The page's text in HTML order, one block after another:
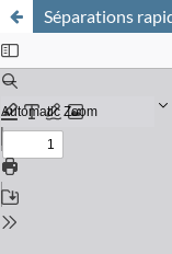
Séparations